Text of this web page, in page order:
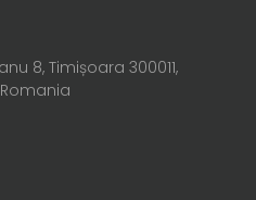
8, Timișoara 300011,